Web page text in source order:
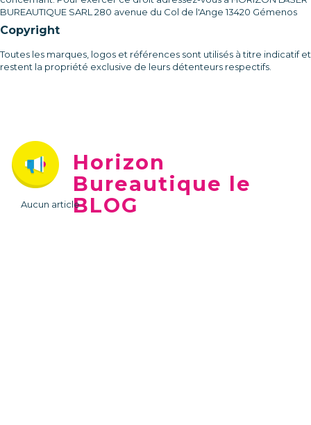
BUREAUTIQUE SARL 280 avenue du Col de l'Ange 13420 Gémenos
Copyright
Toutes les marques, logos et références sont utilisés à titre indicatif et
restent la propriété exclusive de leurs détenteurs respectifs.
Horizon
Bureautique le
BLOG
Aucun article